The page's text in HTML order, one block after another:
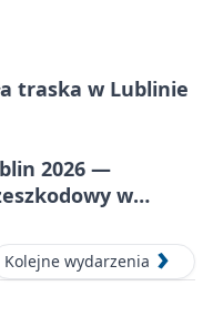
traska w Lublinie
2026 —
w
Kolejne wydarzenia